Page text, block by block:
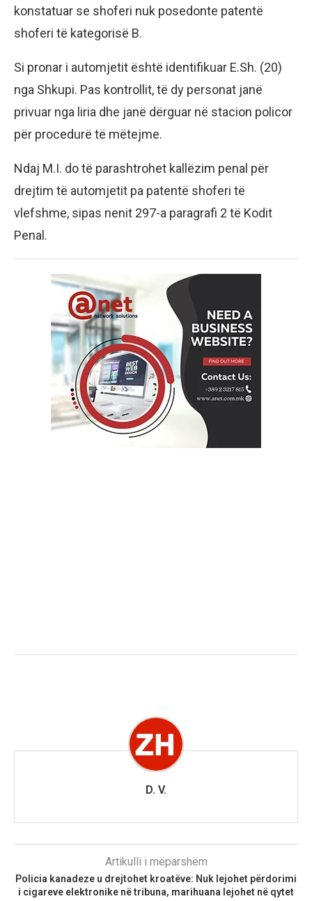
konstatuar se shoferi nuk posedonte patentë
shoferi të kategorisë B.
Si pronar i automjetit është identifikuar E.Sh. (20)
nga Shkupi. Pas kontrollit, të dy personat janë
privuar nga liria dhe janë dërguar në stacion policor
për procedurë të mëtejme.
Ndaj M.I. do të parashtrohet kallëzim penal për
drejtim të automjetit pa patentë shoferi të
vlefshme, sipas nenit 297-a paragrafi 2 të Kodit
Penal.
D. V.
Artikulli i mëparshëm
Policia kanadeze u drejtohet kroatëve: Nuk lejohet përdorimi
i cigareve elektronike në tribuna, marihuana lejohet në qytet